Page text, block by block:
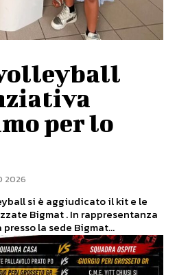
per lo
2026
si è aggiudicato il kit e le
Bigmat . In rappresentanza
la sede Bigmat...